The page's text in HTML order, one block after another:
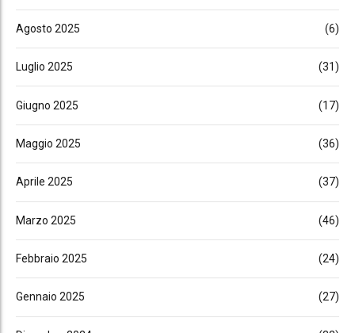
Agosto 2025 (6)
Luglio 2025 (31)
Giugno 2025 (17)
Maggio 2025 (36)
Aprile 2025 (37)
Marzo 2025 (46)
Febbraio 2025 (24)
Gennaio 2025 (27)